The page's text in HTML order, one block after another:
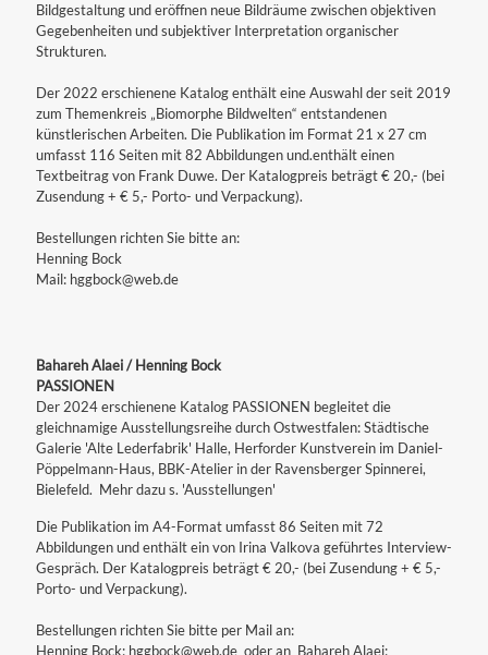
Bildgestaltung und eröffnen neue Bildräume zwischen objektiven
Gegebenheiten und subjektiver Interpretation organischer
Strukturen.
Der 2022 erschienene Katalog enthält eine Auswahl der seit 2019
zum Themenkreis „Biomorphe Bildwelten“ entstandenen
künstlerischen Arbeiten. Die Publikation im Format 21 x 27 cm
umfasst 116 Seiten mit 82 Abbildungen und.enthält einen
Textbeitrag von Frank Duwe. Der Katalogpreis beträgt € 20,- (bei
Zusendung + € 5,- Porto- und Verpackung).
Bestellungen richten Sie bitte an:
Henning Bock
Mail: hggbock@web.de
Bahareh Alaei / Henning Bock
PASSIONEN
Der 2024 erschienene Katalog PASSIONEN begleitet die
gleichnamige Ausstellungsreihe durch Ostwestfalen: Städtische
Galerie 'Alte Lederfabrik' Halle, Herforder Kunstverein im Daniel-
Pöppelmann-Haus, BBK-Atelier in der Ravensberger Spinnerei,
Bielefeld. Mehr dazu s. 'Ausstellungen'
Die Publikation im A4-Format umfasst 86 Seiten mit 72
Abbildungen und enthält ein von Irina Valkova geführtes Interview-
Gespräch. Der Katalogpreis beträgt € 20,- (bei Zusendung + € 5,-
Porto- und Verpackung).
Bestellungen richten Sie bitte per Mail an:
Henning Bock: hggbock@web.de oder an Bahareh Alaei: